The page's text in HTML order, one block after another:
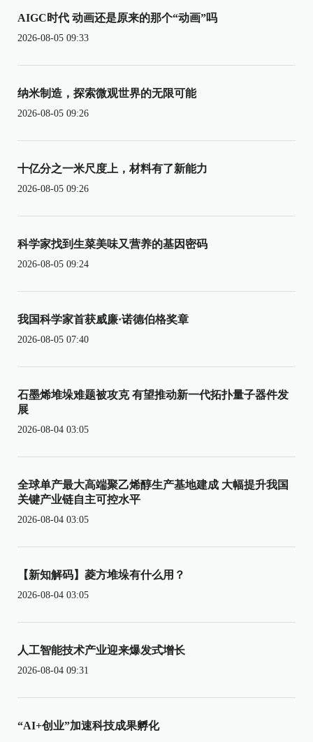
AIGC时代 动画还是原来的那个“动画”吗
2026-08-05 09:33
纳米制造，探索微观世界的无限可能
2026-08-05 09:26
十亿分之一米尺度上，材料有了新能力
2026-08-05 09:26
科学家找到生菜美味又营养的基因密码
2026-08-05 09:24
我国科学家首获威廉·诺德伯格奖章
2026-08-05 07:40
石墨烯堆垛难题被攻克 有望推动新一代拓扑量子器件发
展
2026-08-04 03:05
全球单产最大高端聚乙烯醇生产基地建成 大幅提升我国
关键产业链自主可控水平
2026-08-04 03:05
【新知解码】菱方堆垛有什么用？
2026-08-04 03:05
人工智能技术产业迎来爆发式增长
2026-08-04 09:31
“AI+创业”加速科技成果孵化